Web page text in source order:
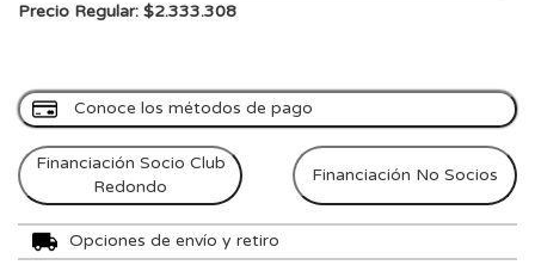
Precio Regular: $2.333.308
Conoce los métodos de pago
Financiación Socio Club
Redondo
Financiación No Socios
Opciones de envío y retiro